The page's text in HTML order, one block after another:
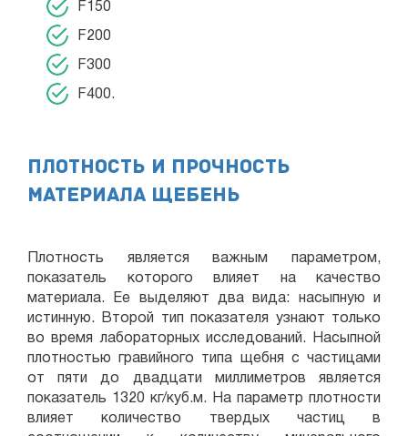
F150
F200
F300
F400.
Плотность и прочность
материала щебень
Плотность является важным параметром,
показатель которого влияет на качество
материала. Ее выделяют два вида: насыпную и
истинную. Второй тип показателя узнают только
во время лабораторных исследований. Насыпной
плотностью гравийного типа щебня с частицами
от пяти до двадцати миллиметров является
показатель 1320 кг/куб.м. На параметр плотности
влияет количество твердых частиц в